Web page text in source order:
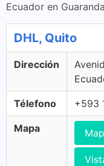
Ecuador en
DHL, Quito
Dirección
Télefono +593
Mapa